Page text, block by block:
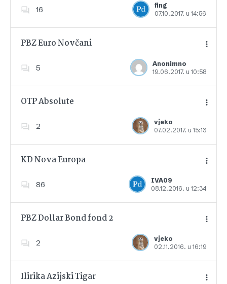
16
fing
07.10.2017. u 14:56
Dodajte u favorite
PBZ Euro Novčani
5
Anonimno
19.06.2017. u 10:58
Dodajte u favorite
OTP Absolute
2
vjeko
07.02.2017. u 15:13
Dodajte u favorite
KD Nova Europa
86
IVA09
08.12.2016. u 12:34
Dodajte u favorite
PBZ Dollar Bond fond 2
2
vjeko
02.11.2016. u 16:19
Dodajte u favorite
Ilirika Azijski Tigar